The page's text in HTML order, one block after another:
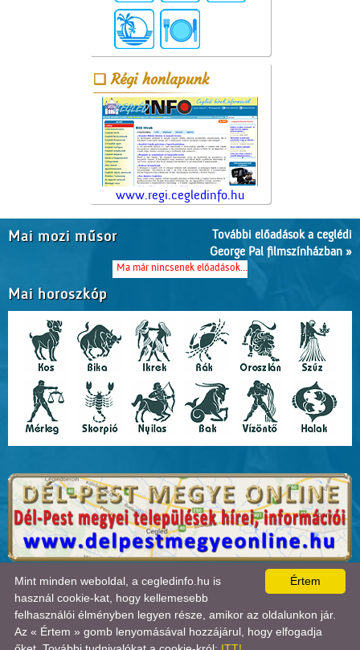
Régi honlapunk
www.regi.cegledinfo.hu
Mai mozi műsor
További előadások a ceglédi
George Pal filmszínházban »
Ma már nincsenek előadások...
Mai horoszkóp
A lap0.019 másodperc alatt készült el. | Copyright 2026 © Cegledinfo
, design by:
ÍRJON NEKÜNK! |OLDALTÉRKÉP IMPRESSZUM
A látogatók száma 2018.11.11-től:22724827| Ebben a hónapban:
jelenleg: 2|Statisztika

Értem
Mint minden weboldal, a cegledinfo.hu is
használ cookie-kat, hogy kellemesebb
felhasználói élményben legyen része, amikor az oldalunkon jár.
Az « Értem » gomb lenyomásával hozzájárul, hogy elfogadja